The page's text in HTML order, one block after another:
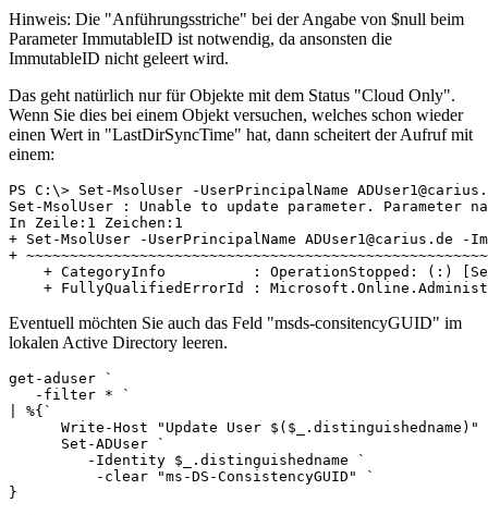
Hinweis: Die "Anführungsstriche" bei der Angabe von $null beim
Parameter ImmutableID ist notwendig, da ansonsten die
ImmutableID nicht geleert wird.
Das geht natürlich nur für Objekte mit dem Status "Cloud Only".
Wenn Sie dies bei einem Objekt versuchen, welches schon wieder
einen Wert in "LastDirSyncTime" hat, dann scheitert der Aufruf mit
einem:
PS C:\> Set-MsolUser -UserPrincipalName
Set-MsolUser : Unable to update parameter. Parameter
In Zeile:1 Zeichen:1
+ Set-MsolUser -UserPrincipalName ADUser1@carius.de
+
+ CategoryInfo          : OperationStopped: (:)
+ FullyQualifiedErrorId :
Eventuell möchten Sie auch das Feld "msds-consitencyGUID" im
lokalen Active Directory leeren.
get-aduser `
   -filter * `
| %{`
      Write-Host "Update User $($_.distinguishedname)"
      Set-ADUser `
         -Identity $_.distinguishedname `
          -clear "ms-DS-ConsistencyGUID" `
}